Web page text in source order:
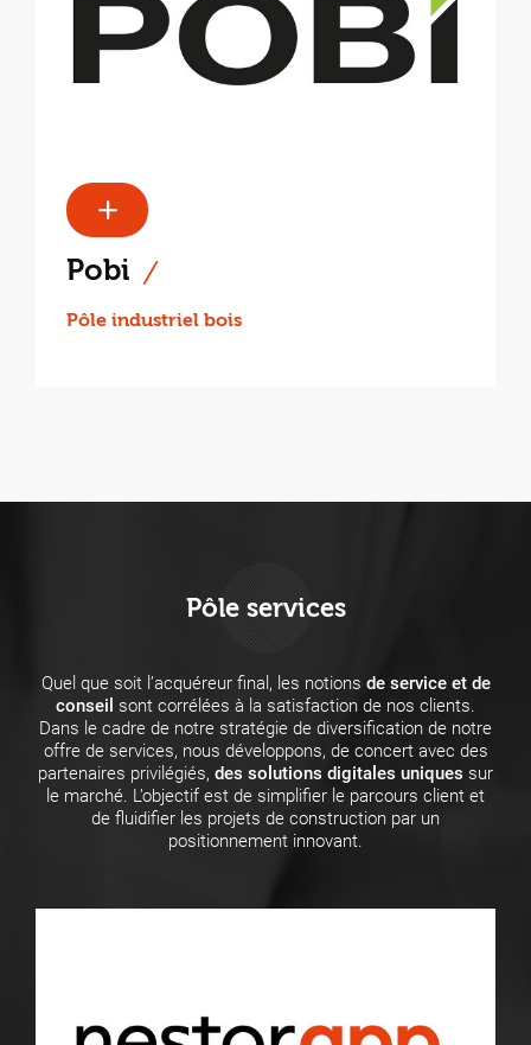
Pobi
Pôle industriel bois
Pôle services
Quel que soit l’acquéreur final, les notions de service et de
conseil sont corrélées à la satisfaction de nos clients.
Dans le cadre de notre stratégie de diversification de notre
offre de services, nous développons, de concert avec des
partenaires privilégiés, des solutions digitales uniques sur
le marché. L’objectif est de simplifier le parcours client et
de fluidifier les projets de construction par un
positionnement innovant.